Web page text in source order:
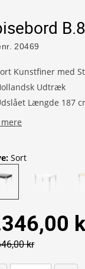
20469
Kunstfiner med
Udtræk
Længde 187
: Sort
kr